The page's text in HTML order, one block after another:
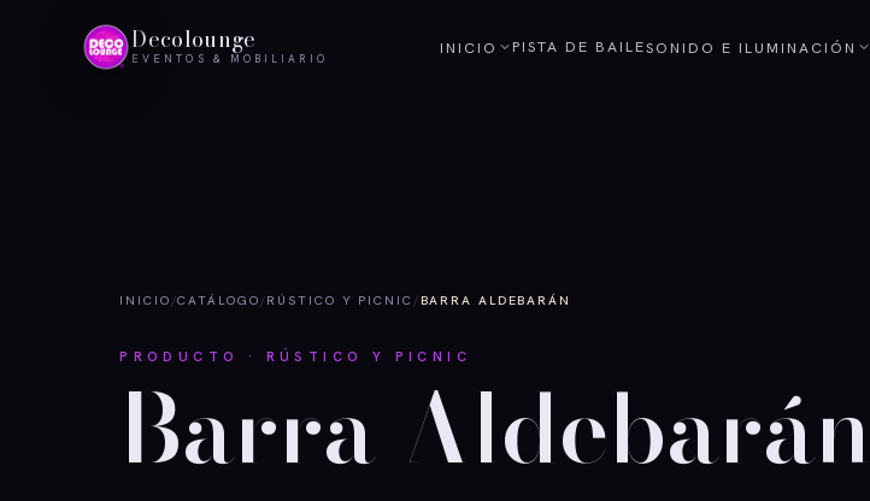
Decolounge
EVENTOS & MOBILIARIO
INICIO PISTA DE BAILESONIDO E ILUMINACIÓN
INICIO /CATÁLOGO /RÚSTICO Y PICNIC /BARRA ALDEBARÁN
PRODUCTO · RÚSTICO Y PICNIC
Barra Aldebarán